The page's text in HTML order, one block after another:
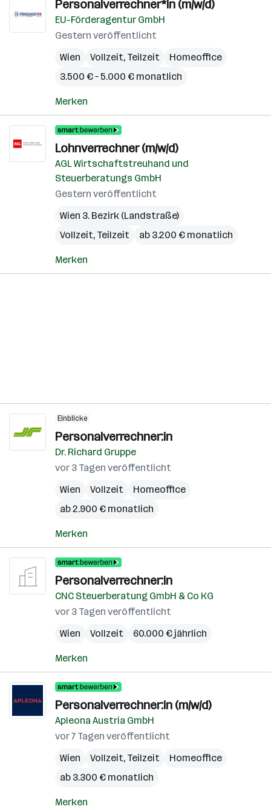
Personalverrechner*in (m/w/d)
EU-Förderagentur GmbH
Gestern veröffentlicht
Wien
Vollzeit, Teilzeit
Homeoffice
3.500 € – 5.000 € monatlich
Merken
Lohnverrechner (m/w/d)
AGL Wirtschaftstreuhand und
Steuerberatungs GmbH
Gestern veröffentlicht
Wien 3. Bezirk (Landstraße)
Vollzeit, Teilzeit
ab 3.200 € monatlich
Merken
Einblicke
Personalverrechner:in
Dr. Richard Gruppe
vor 3 Tagen veröffentlicht
Wien
Vollzeit
Homeoffice
ab 2.900 € monatlich
Merken
Personalverrechner:in
CNC Steuerberatung GmbH & Co KG
vor 3 Tagen veröffentlicht
Wien
Vollzeit 60.000 € jährlich
Merken
Personalverrechner:in (m/w/d)
Apleona Austria GmbH
vor 7 Tagen veröffentlicht
Wien
Vollzeit, Teilzeit
Homeoffice
ab 3.300 € monatlich
Merken